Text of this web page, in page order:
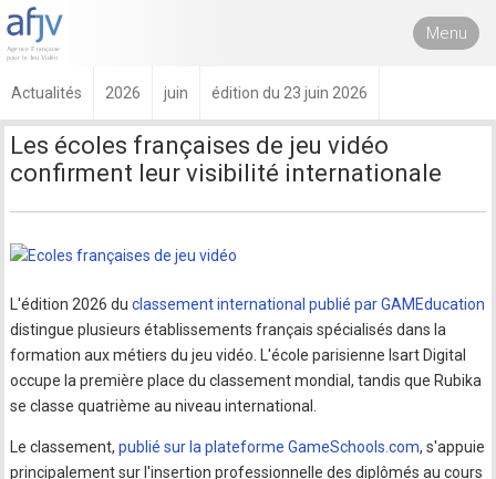
Menu
Actualités 2026 juin édition du 23 juin 2026
Les écoles françaises de jeu vidéo
confirment leur visibilité internationale
L'édition 2026 duclassement international publié par GAMEducation
distingue plusieurs établissements français spécialisés dans la
formation aux métiers du jeu vidéo. L'école parisienne Isart Digital
occupe la première place du classement mondial, tandis que Rubika
se classe quatrième au niveau international.
Le classement,publié sur la plateforme GameSchools.com, s'appuie
principalement sur l'insertion professionnelle des diplômés au cours